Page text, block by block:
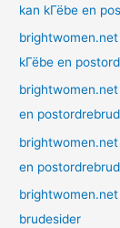
kan kГёbe en
kГёbe en
en postordrebrud
en postordrebrud
brudesider